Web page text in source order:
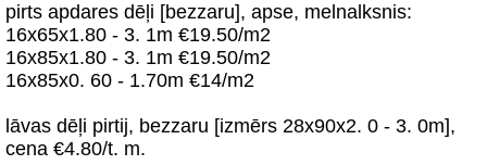
pirts apdares dēļi [bezzaru], apse, melnalksnis:
16x65x1.80 - 3. 1m €19.50/m2
16x85x1.80 - 3. 1m €19.50/m2
16x85x0. 60 - 1.70m €14/m2
lāvas dēļi pirtij, bezzaru [izmērs 28x90x2. 0 - 3. 0m],
cena €4.80/t. m.